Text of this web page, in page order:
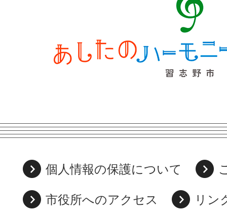
個人情報の保護について
市役所へのアクセス
リン